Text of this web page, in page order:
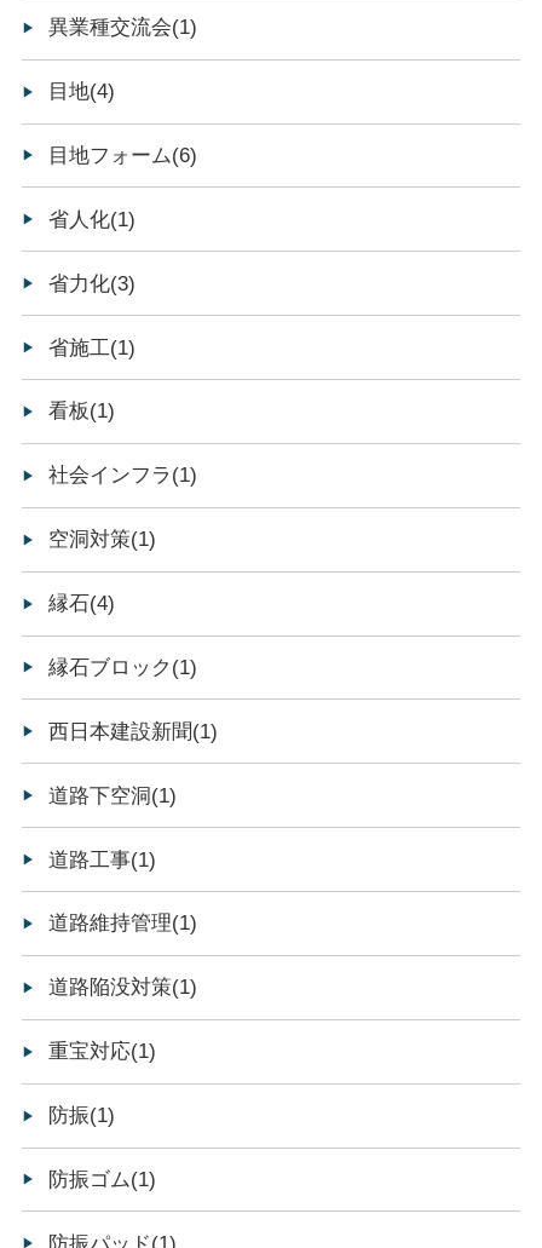
異業種交流会(1)
目地(4)
目地フォーム(6)
省人化(1)
省力化(3)
省施工(1)
看板(1)
社会インフラ(1)
空洞対策(1)
縁石(4)
縁石ブロック(1)
西日本建設新聞(1)
道路下空洞(1)
道路工事(1)
道路維持管理(1)
道路陥没対策(1)
重宝対応(1)
防振(1)
防振ゴム(1)